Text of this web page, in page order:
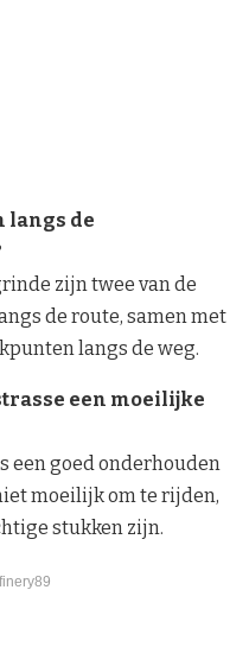
langs de
zijn twee van de
de route, samen met
langs de weg.
een moeilijke
een goed onderhouden
moeilijk om te rijden,
stukken zijn.